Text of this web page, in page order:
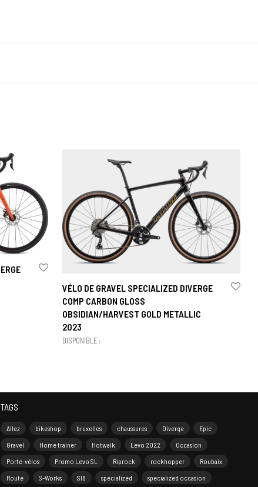
VÉLO DE GRAVEL SPECIALIZED DIVERGE
COMP CARBON GLOSS
OBSIDIAN/HARVEST GOLD METALLIC
2023
DISPONIBLE :
TAGS
Allez bikeshop bruxelles chaussures Diverge
Epic
Gravel
Home trainer Hotwalk Levo 2022
Occasion
Porte-vélos
Promo Levo SL Riprock rockhopper
Roubaix
Route
S-Works Sl8 specialized specialized occasion